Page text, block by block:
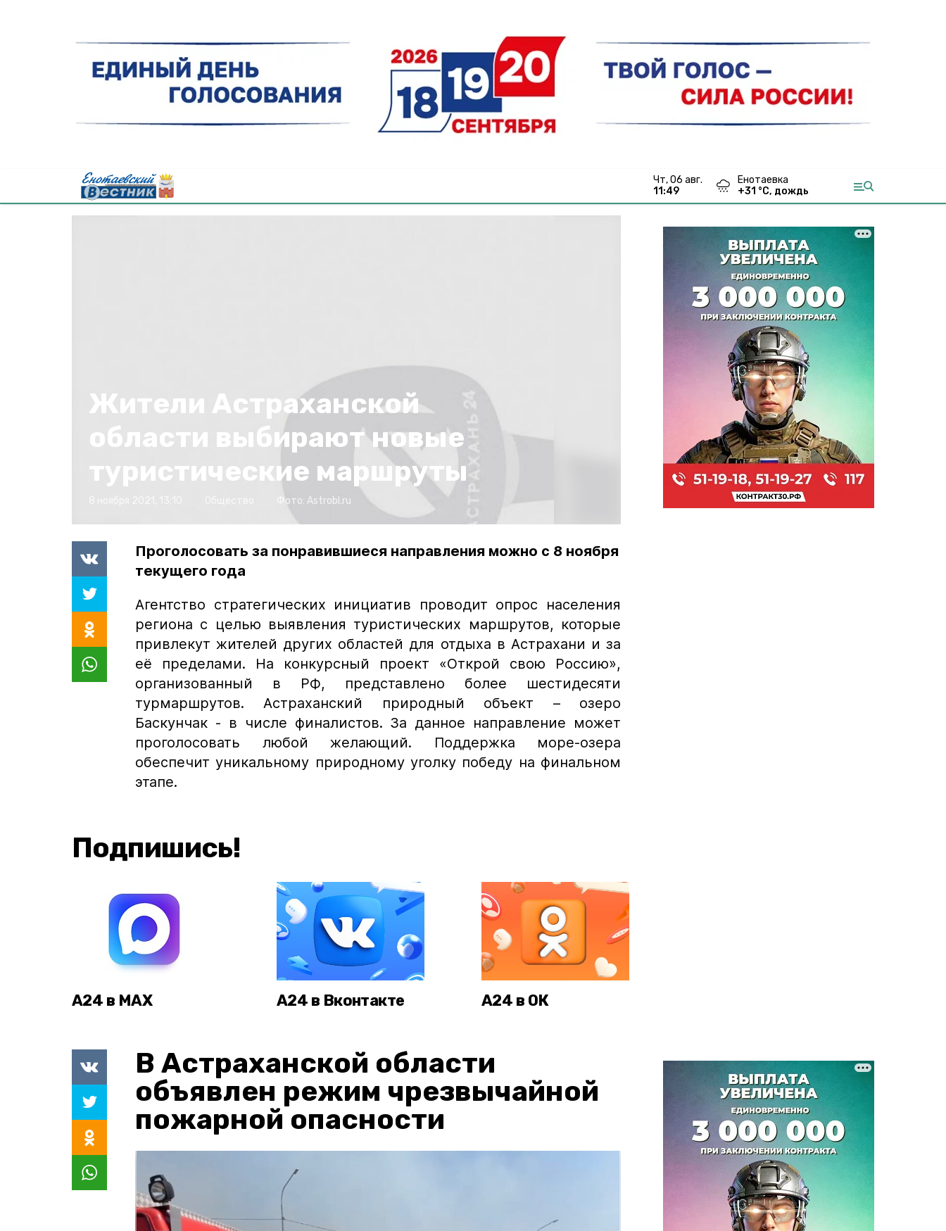
чт, 06 авг.
11:49
Енотаевка
+31 °С, дождь
Жители Астраханской
области выбирают новые
туристические маршруты
Фото: Astrobl.ru
Проголосовать за понравившиеся направления можно с 8 ноября
текущего года
Агентство стратегических инициатив проводит опрос населения
региона с целью выявления туристических маршрутов, которые
привлекут жителей других областей для отдыха в Астрахани и за
её пределами. На конкурсный проект «Открой свою Россию»,
организованный в РФ, представлено более шестидесяти
турмаршрутов. Астраханский природный объект – озеро
Баскунчак - в числе финалистов. За данное направление может
проголосовать любой желающий. Поддержка море-озера
обеспечит уникальному природному уголку победу на финальном
этапе.
Подпишись!
А24 в MAX А24 в Вконтакте А24 в ОК
В Астраханской области
объявлен режим чрезвычайной
пожарной опасности